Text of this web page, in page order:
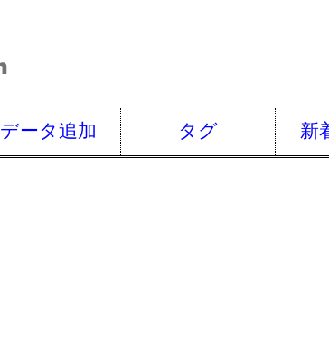
データ追加 タグ 新